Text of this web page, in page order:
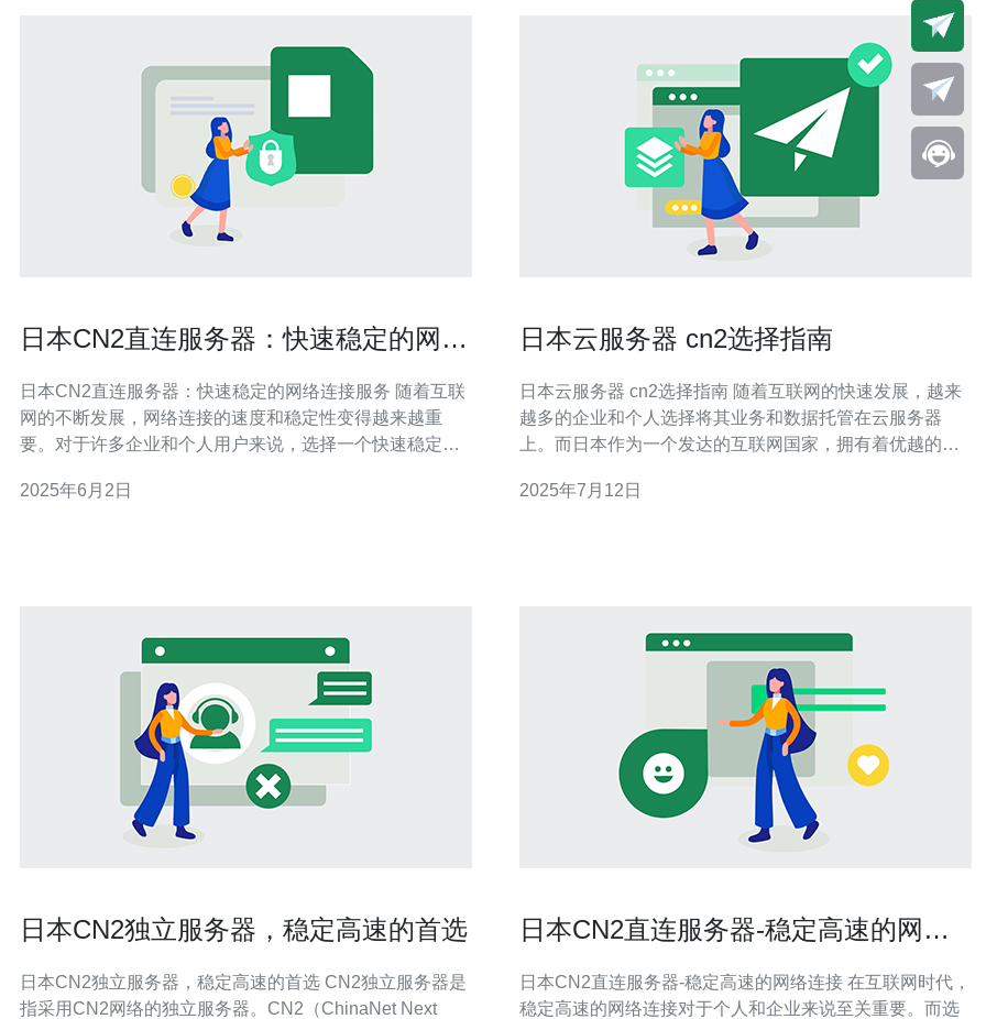
日本CN2直连服务器：快速稳定的网络
日本CN2直连服务器：快速稳定的网络连接服务 随着互联
网的不断发展，网络连接的速度和稳定性变得越来越重
要。对于许多企业和个人用户来说，选择一个快速稳定的
种提供快速稳定网络连接的服务，受到广泛关注。 日本
2025年6月2日
日本云服务器 cn2选择指南
日本云服务器 cn2选择指南 随着互联网的快速发展，越来
越多的企业和个人选择将其业务和数据托管在云服务器
上。而日本作为一个发达的互联网国家，拥有着优越的网
地。在选择日本云服务器时，如何选择一款性价比高的cn2
2025年7月12日
日本CN2独立服务器，稳定高速的首选
日本CN2独立服务器，稳定高速的首选 CN2独立服务器是
指采用CN2网络的独立服务器。CN2（ChinaNet Next
日本CN2直连服务器-稳定高速的网络
日本CN2直连服务器-稳定高速的网络连接 在互联网时代，
稳定高速的网络连接对于个人和企业来说至关重要。而选